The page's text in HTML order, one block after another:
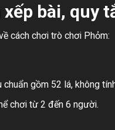
bài, quy
cách chơi trò chơi Phỏm:
gồm 52 lá, không
chơi từ 2 đến 6 người.